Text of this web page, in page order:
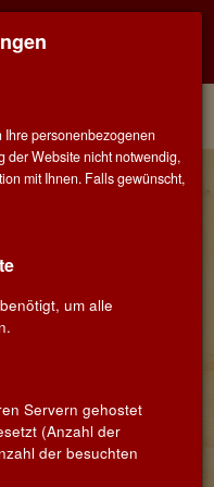
di Gracciano
Familienunternehmen
Die
sich auf 70 ha, auf
über dem
20 mit Reben bepflanzt.
und ältesten Cru-
kommt der Rebsorte
des Sangiovese,
aber vollständig reifen,
Tag und Nacht sind sehr
in den Wein. Die
personenbezogenen
der Website nicht notwendig,
mit Ihnen. Falls gewünscht,
um alle
Servern gehostet
(Anzahl der
der besuchten